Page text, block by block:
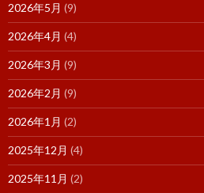
2026年5月 (9)
2026年4月 (4)
2026年3月 (9)
2026年2月 (9)
2026年1月 (2)
2025年12月 (4)
2025年11月 (2)